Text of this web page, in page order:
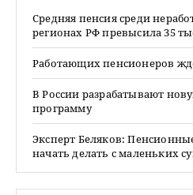
Средняя пенсия среди
регионах РФ превысила 35
Работающих пенсионеров
В России разрабатывают
программу
Эксперт Беляков:
начать делать с маленьких